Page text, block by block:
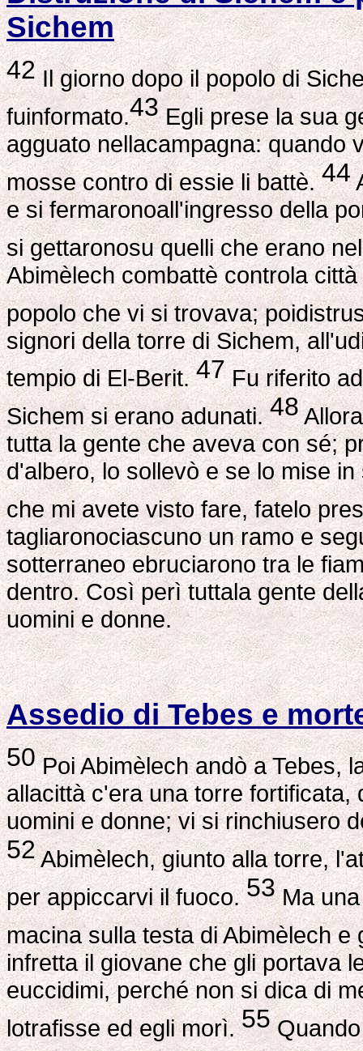
Sichem
42Il giorno dopo il popolo di
fuinformato.43Egli prese la sua
agguato nellacampagna: quando
mosse contro di essie li battè.44
e si fermaronoall'ingresso della
si gettaronosu quelli che erano
Abimèlech combattè controla
popolo che vi si trovava;
signori della torre di Sichem,
tempio di El-Berit.47Fu riferito
Sichem si erano adunati.48
tutta la gente che aveva con sé;
d'albero, lo sollevò e se lo mise
che mi avete visto fare, fatelo
tagliaronociascuno un ramo e
sotterraneo ebruciarono tra le
dentro. Così perì tuttala gente
uomini e donne.
Assedio di Tebes e
50Poi Abimèlech andò a Tebes,
allacittà c'era una torre fortificata,
uomini e donne; vi si rinchiusero
52Abimèlech, giunto alla torre,
per appiccarvi il fuoco.53Ma una
macina sulla testa di Abimèlech
infretta il giovane che gli portava
euccidimi, perché non si dica di
lotrafisse ed egli morì.55Quando